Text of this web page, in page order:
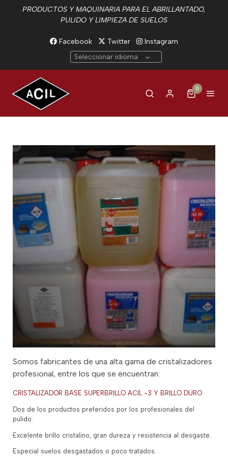
PRODUCTOS Y MAQUINARIA PARA EL ABRILLANTADO,
PULIDO Y LIMPIEZA DE SUELOS
Facebook Twitter
Instagram
Seleccionar idioma
0
Somos fabricantes de una alta gama de cristalizadores
profesional, entre los que se encuentran:
CRISTALIZADOR BASE SUPERBRILLO ACIL -3 Y BRILLO DURO
Dos de los productos preferidos por los profesionales del
pulido.
Excelente brillo cristalino, gran dureza y resistencia al desgaste.
Especial suelos desgastados o poco tratados.